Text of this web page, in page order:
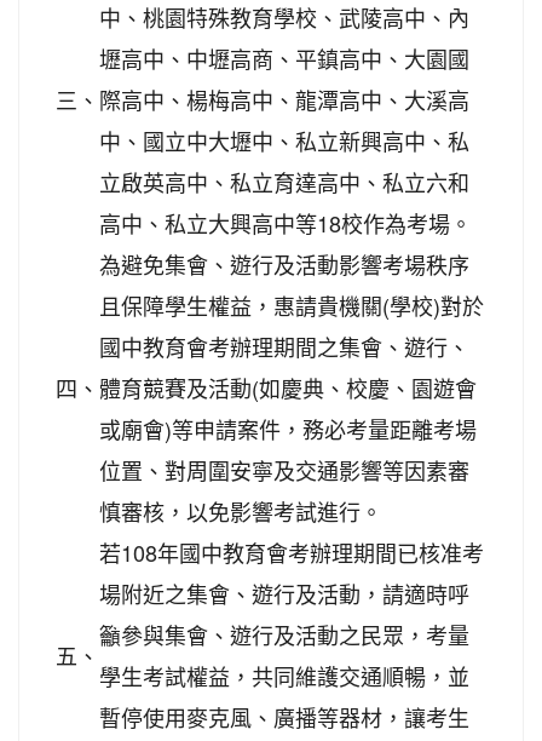
三、
中、桃園特殊教育學校、武陵高中、內
壢高中、中壢高商、平鎮高中、大園國
際高中、楊梅高中、龍潭高中、大溪高
中、國立中大壢中、私立新興高中、私
立啟英高中、私立育達高中、私立六和
高中、私立大興高中等18校作為考場。
四、
為避免集會、遊行及活動影響考場秩序
且保障學生權益，惠請貴機關(學校)對於
國中教育會考辦理期間之集會、遊行、
體育競賽及活動(如慶典、校慶、園遊會
或廟會)等申請案件，務必考量距離考場
位置、對周圍安寧及交通影響等因素審
慎審核，以免影響考試進行。
五、
若108年國中教育會考辦理期間已核准考
場附近之集會、遊行及活動，請適時呼
籲參與集會、遊行及活動之民眾，考量
學生考試權益，共同維護交通順暢，並
暫停使用麥克風、廣播等器材，讓考生